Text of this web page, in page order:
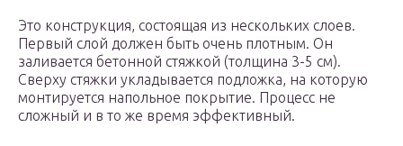
Это конструкция, состоящая из нескольких слоев.
Первый слой должен быть очень плотным. Он
заливается бетонной стяжкой (толщина 3-5 см).
Сверху стяжки укладывается подложка, на которую
монтируется напольное покрытие. Процесс не
сложный и в то же время эффективный.